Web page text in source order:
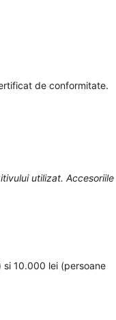
de conformitate.
utilizat. Accesoriile
10.000 lei (persoane